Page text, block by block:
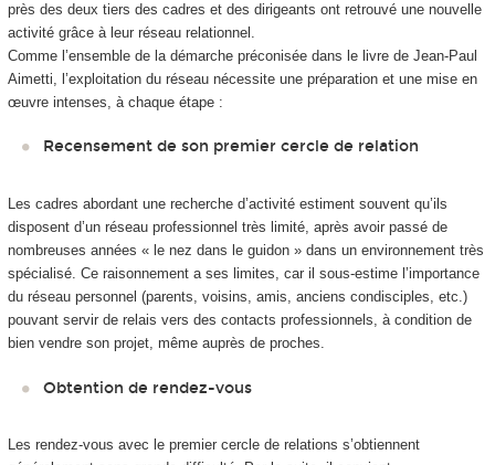
près des deux tiers des cadres et des dirigeants ont retrouvé une nouvelle
activité grâce à leur réseau relationnel.
Comme l’ensemble de la démarche préconisée dans le livre de Jean-Paul
Aimetti, l’exploitation du réseau nécessite une préparation et une mise en
œuvre intenses, à chaque étape :
Recensement de son premier cercle de relation
Les cadres abordant une recherche d’activité estiment souvent qu’ils
disposent d’un réseau professionnel très limité, après avoir passé de
nombreuses années « le nez dans le guidon » dans un environnement très
spécialisé. Ce raisonnement a ses limites, car il sous-estime l’importance
du réseau personnel (parents, voisins, amis, anciens condisciples, etc.)
pouvant servir de relais vers des contacts professionnels, à condition de
bien vendre son projet, même auprès de proches.
Obtention de rendez-vous
Les rendez-vous avec le premier cercle de relations s’obtiennent